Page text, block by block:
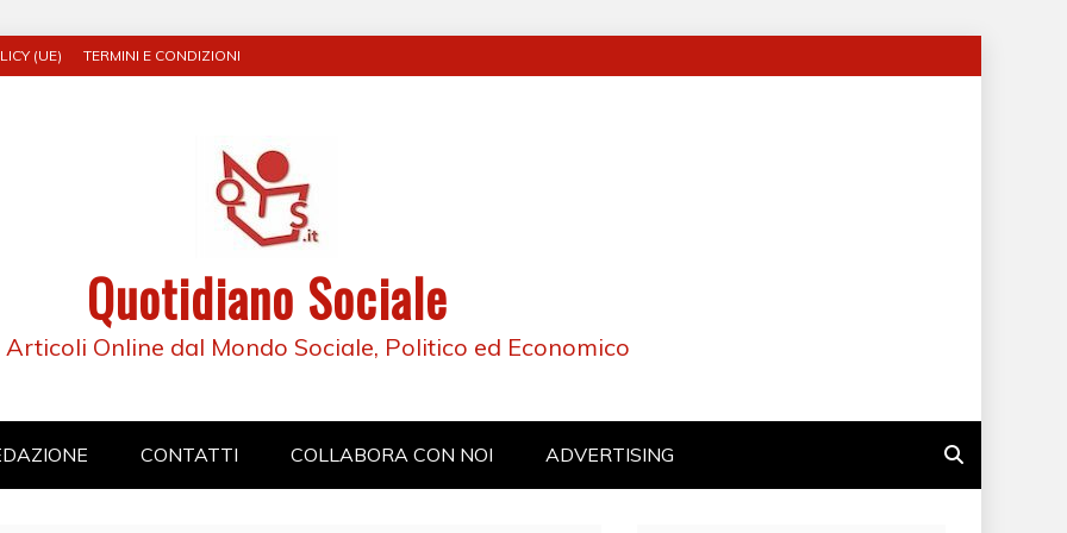
(UE) TERMINI E CONDIZIONI
Quotidiano Sociale
Articoli Online dal Mondo Sociale, Politico ed Economico
CONTATTI COLLABORA CON NOI ADVERTISING